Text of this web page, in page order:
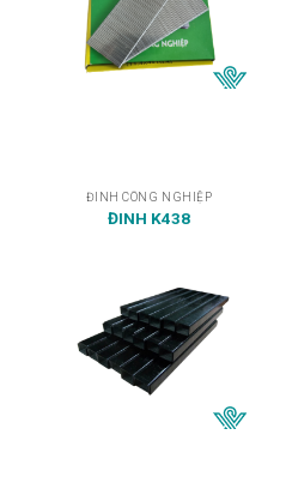
ĐINH CÔNG NGHIỆP
ĐINH K438